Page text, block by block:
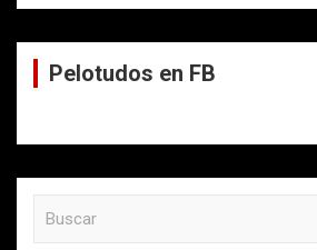
Pelotudos en FB